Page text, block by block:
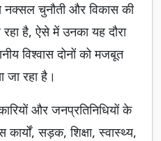
चुनौती और विकास की
है, ऐसे में उनका यह दौरा
विश्वास दोनों को मजबूत
रहा है।
और जनप्रतिनिधियों के
सड़क, शिक्षा, स्वास्थ्य,